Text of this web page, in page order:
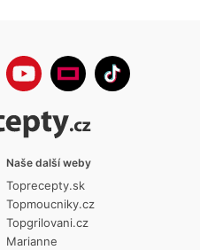
Naše další weby
Toprecepty.sk
Topmoucniky.cz
Topgrilovani.cz
Marianne